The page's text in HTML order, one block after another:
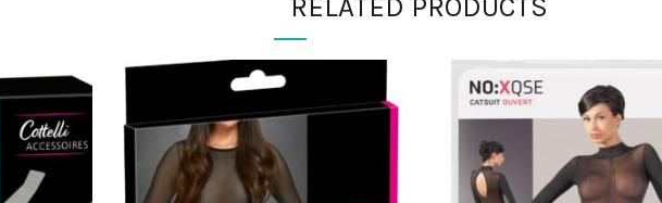
RELATED PRODUCTS